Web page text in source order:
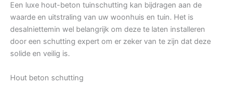
Een luxe hout-beton tuinschutting kan bijdragen aan de
waarde en uitstraling van uw woonhuis en tuin. Het is
desalniettemin wel belangrijk om deze te laten installeren
door een schutting expert om er zeker van te zijn dat deze
solide en veilig is.
Hout beton schutting